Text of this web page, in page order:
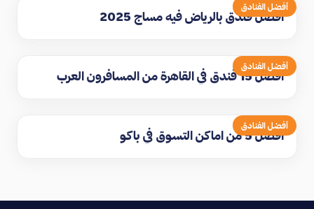
أفضل الفنادق
افضل فندق بالرياض فيه مساج 2025
أفضل الفنادق
افضل 15 فندق في القاهرة من المسافرون العرب
أفضل الفنادق
افضل 5 من اماكن التسوق في باكو